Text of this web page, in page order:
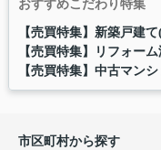
おすすめこだわり特集
【売買特集】新築戸建て
【売買特集】リフォー
【売買特集】中古マン
市区町村から探す